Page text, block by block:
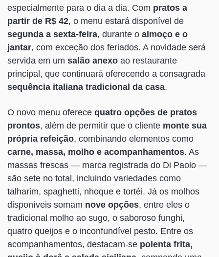
especialmente para o dia a dia. Com pratos a
partir de R$ 42, o menu estará disponível de
segunda a sexta-feira, durante o almoço e o
jantar, com exceção dos feriados. A novidade será
servida em um salão anexo ao restaurante
principal, que continuará oferecendo a consagrada
sequência italiana tradicional da casa.
O novo menu oferece quatro opções de pratos
prontos, além de permitir que o cliente monte sua
própria refeição, combinando elementos como
carne, massa, molho e acompanhamentos. As
massas frescas — marca registrada do Di Paolo —
são sete no total, incluindo variedades como
talharim, spaghetti, nhoque e tortéi. Já os molhos
disponíveis somam nove opções, entre eles o
tradicional molho ao sugo, o saboroso funghi,
quatro queijos e o inconfundível pesto. Entre os
acompanhamentos, destacam-se polenta frita,